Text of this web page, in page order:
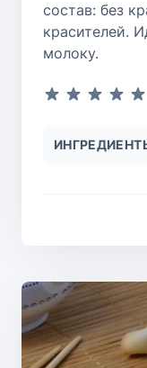
состав: без
красителей.
молоку.